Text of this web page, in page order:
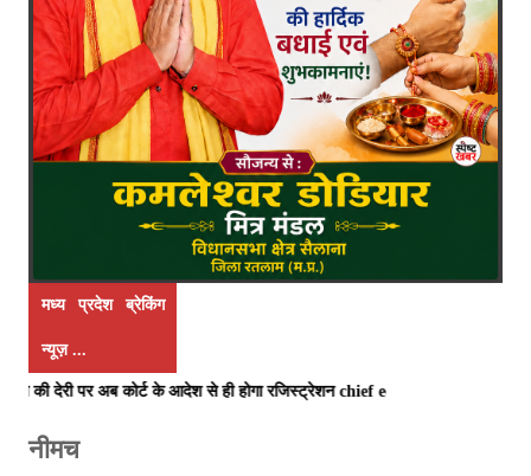
मध्य प्रदेश ब्रेकिंग
न्यूज़ ...
अब कोर्ट के आदेश से ही होगा रजिस्ट्रेशन chief editor Uttam Sharma. mk